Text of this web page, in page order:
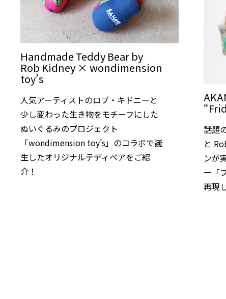
Handmade Teddy Bear by
Rob Kidney × wondimension
toy’s
人気アーティストのロブ・キドニーと
少し変わった生き物をモチーフにした
ぬいぐるみのプロジェクト
「wondimension toy’s」のコラボで誕
生したオリジナルテディベアをご紹
介！
話題
と
ンが
ー「
再現